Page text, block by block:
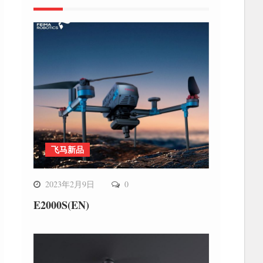
飞马新品
2023年2月9日 0
E2000S(EN)